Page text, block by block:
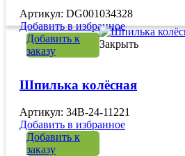
Артикул: DG001034328
Добавить в избранное
Добавить к
заказу
Закрыть
Шпилька колёсная
Артикул: 34B-24-11221
Добавить в избранное
Добавить к
заказу